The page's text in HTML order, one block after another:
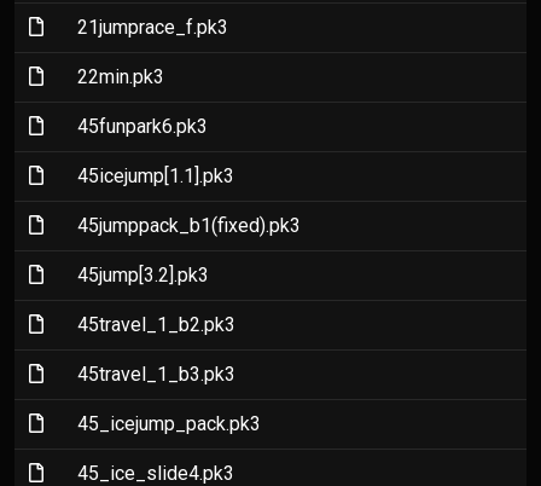
(File)21jumprace_f.pk3
(File)22min.pk3
(File)45funpark6.pk3
(File)45icejump[1.1].pk3
(File)45jumppack_b1(fixed).pk3
(File)45jump[3.2].pk3
(File)45travel_1_b2.pk3
(File)45travel_1_b3.pk3
(File)45_icejump_pack.pk3
(File)45_ice_slide4.pk3